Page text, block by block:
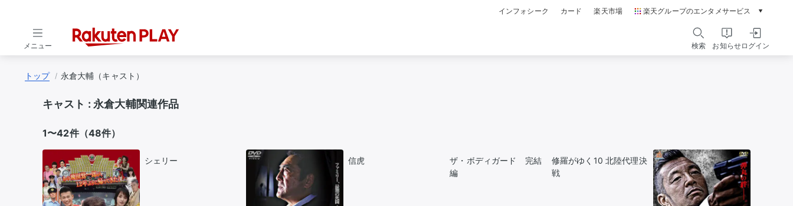
インフォシーク カード 楽天市場 楽天グループのエンタメサービス
本/ゲーム/CD/DVD
楽天ミュージック
動画配信
楽天TV
動画配信ガイド
Rakuten PLAY
無料テレビ
メニュー 検索 お知らせログイン
トップ 永倉大輔（キャスト）
キャスト : 永倉大輔関連作品
1〜42件（48件）
シェリー 信虎
ザ・ボディガード 完結
編
修羅がゆく10 北陸代理決
戦